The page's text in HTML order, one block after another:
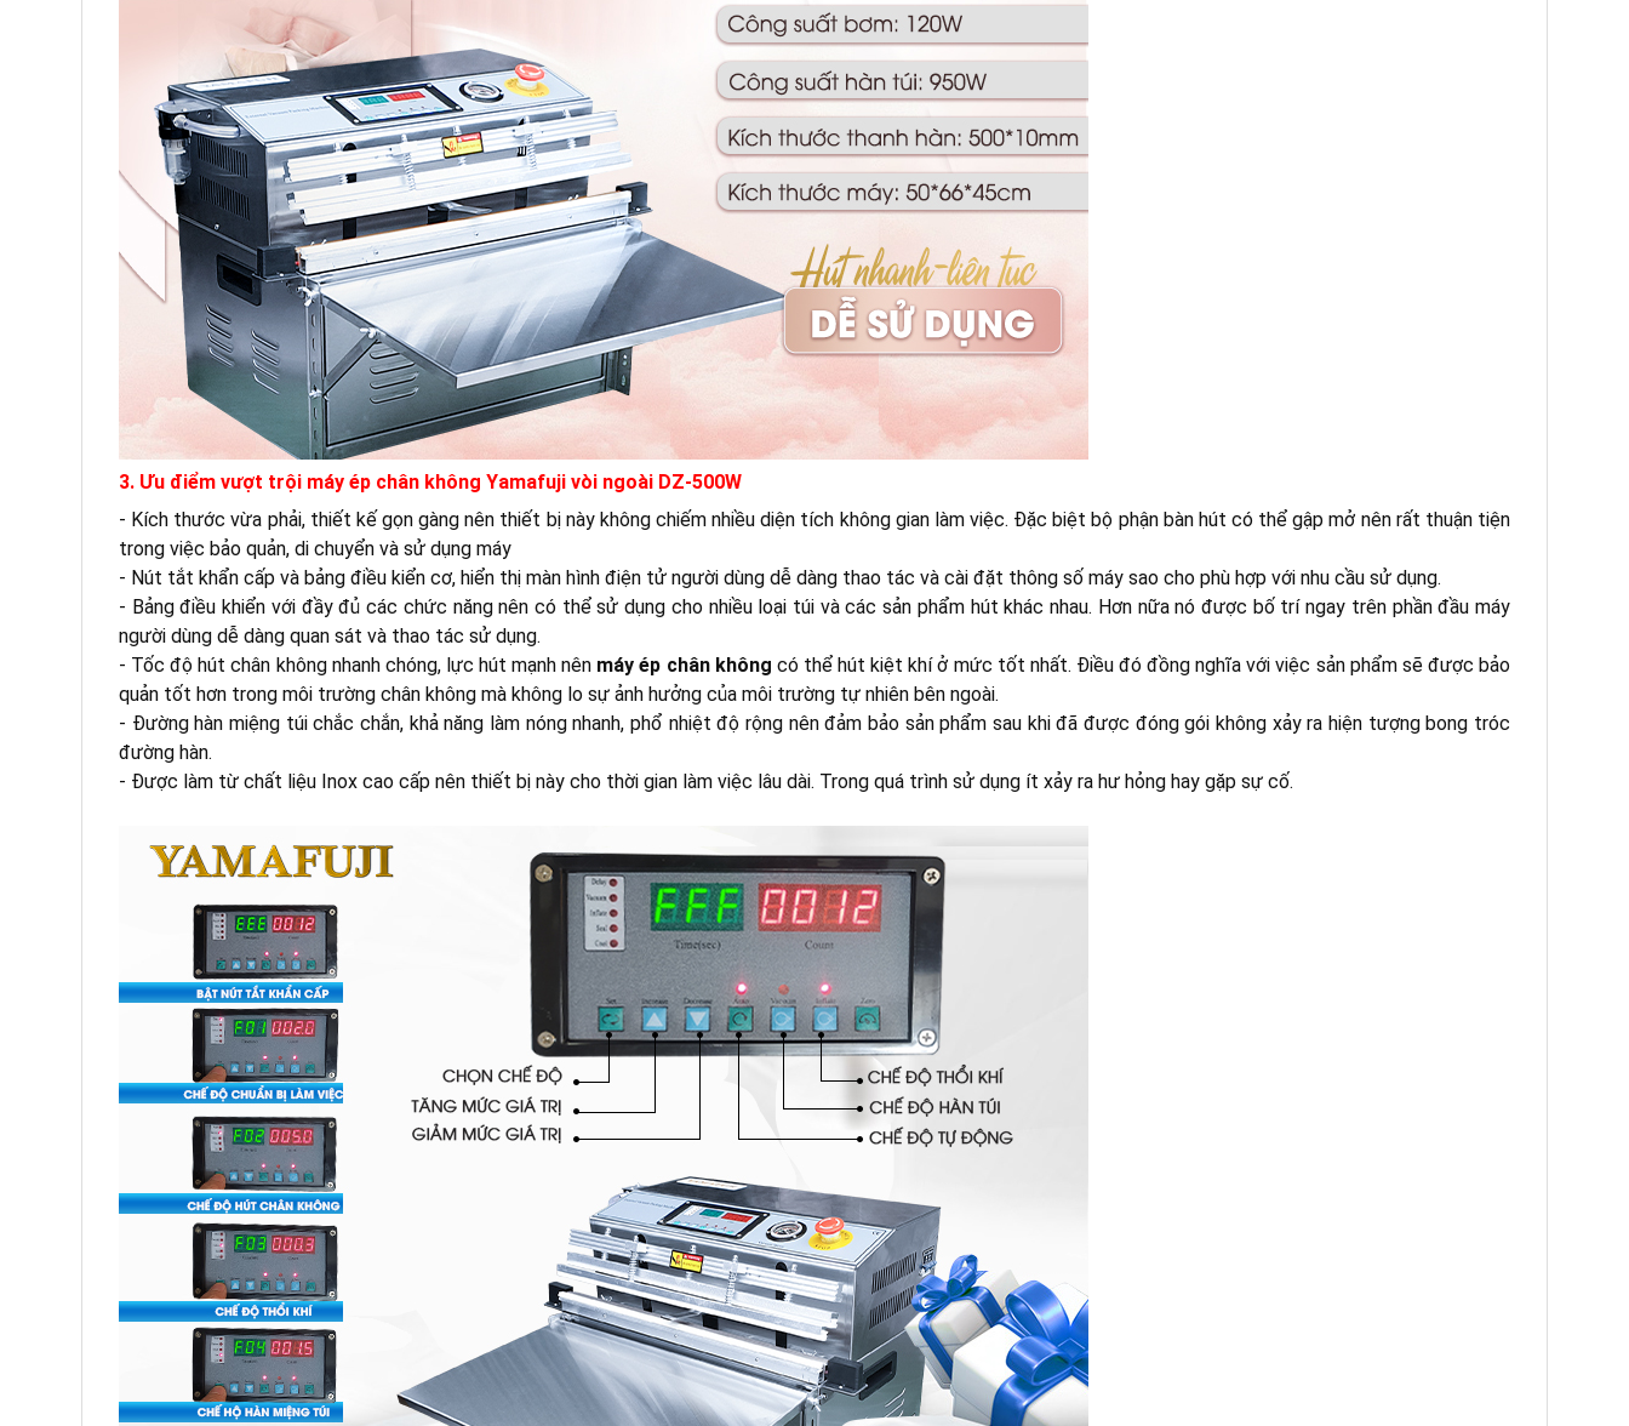
3. Ưu điểm vượt trội máy ép chân không Yamafuji vòi ngoài DZ-500W
- Kích thước vừa phải, thiết kế gọn gàng nên thiết bị này không chiếm nhiều diện tích không gian làm việc. Đặc biệt bộ phận bàn hút có thể gập mở nên rất thuận tiện
trong việc bảo quản, di chuyển và sử dụng máy
- Nút tắt khẩn cấp và bảng điều kiển cơ, hiển thị màn hình điện tử người dùng dễ dàng thao tác và cài đặt thông số máy sao cho phù hợp với nhu cầu sử dụng.
- Bảng điều khiển với đầy đủ các chức năng nên có thể sử dụng cho nhiều loại túi và các sản phẩm hút khác nhau. Hơn nữa nó được bố trí ngay trên phần đầu máy
người dùng dễ dàng quan sát và thao tác sử dụng.
- Tốc độ hút chân không nhanh chóng, lực hút mạnh nên máy ép chân không có thể hút kiệt khí ở mức tốt nhất. Điều đó đồng nghĩa với việc sản phẩm sẽ được bảo
quản tốt hơn trong môi trường chân không mà không lo sự ảnh hưởng của môi trường tự nhiên bên ngoài.
- Đường hàn miệng túi chắc chắn, khả năng làm nóng nhanh, phổ nhiệt độ rộng nên đảm bảo sản phẩm sau khi đã được đóng gói không xảy ra hiện tượng bong tróc
đường hàn.
- Được làm từ chất liệu Inox cao cấp nên thiết bị này cho thời gian làm việc lâu dài. Trong quá trình sử dụng ít xảy ra hư hỏng hay gặp sự cố.